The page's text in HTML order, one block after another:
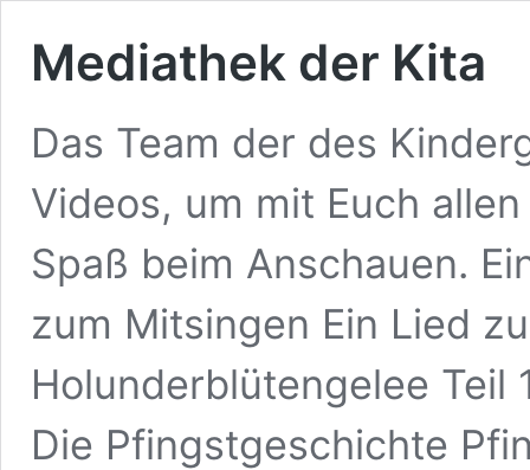
Mediathek der Kita
Das Team der des
Videos, um mit Euch
Spaß beim Anschauen.
zum Mitsingen Ein Lied
Holunderblütengelee Teil
Die Pfingstgeschichte